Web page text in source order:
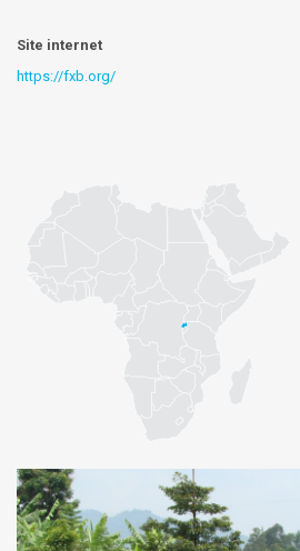
Site internet
https://fxb.org/